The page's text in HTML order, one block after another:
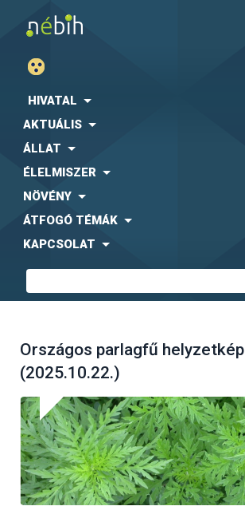
HIVATAL
AKTUÁLIS
ÁLLAT
ÉLELMISZER
NÖVÉNY
ÁTFOGÓ TÉMÁK
KAPCSOLAT
Országos parlagfű helyzetkép
(2025.10.22.)